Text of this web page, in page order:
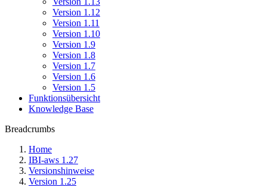
Version 1.12
Version 1.11
Version 1.10
Version 1.9
Version 1.8
Version 1.7
Version 1.6
Version 1.5
Funktionsübersicht
Knowledge Base
Breadcrumbs
Home
IBI-aws 1.27
Versionshinweise
Version 1.25